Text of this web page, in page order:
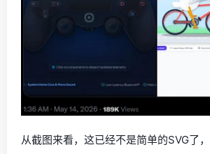
从截图来看，这已经不是简单的SVG了